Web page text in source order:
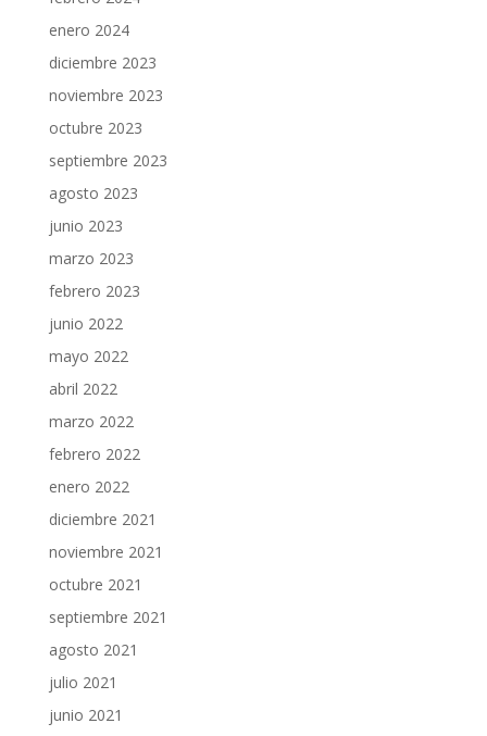
enero 2024
diciembre 2023
noviembre 2023
octubre 2023
septiembre 2023
agosto 2023
junio 2023
marzo 2023
febrero 2023
junio 2022
mayo 2022
abril 2022
marzo 2022
febrero 2022
enero 2022
diciembre 2021
noviembre 2021
octubre 2021
septiembre 2021
agosto 2021
julio 2021
junio 2021